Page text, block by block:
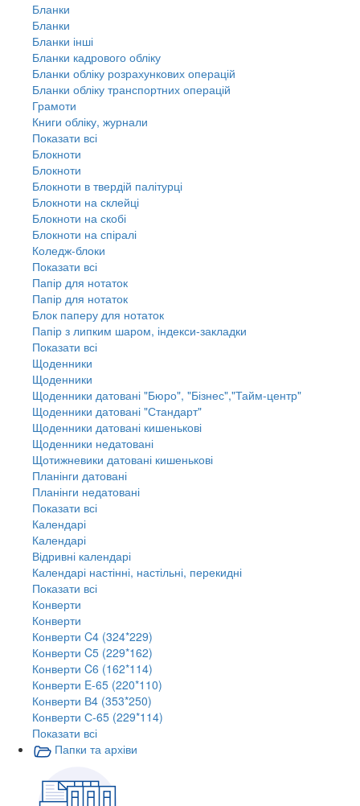
Бланки
Бланки
Бланки інші
Бланки кадрового обліку
Бланки обліку розрахункових операцій
Бланки обліку транспортних операцій
Грамоти
Книги обліку, журнали
Показати всі
Блокноти
Блокноти
Блокноти в твердій палітурці
Блокноти на склейці
Блокноти на скобі
Блокноти на спіралі
Коледж-блоки
Показати всі
Папір для нотаток
Папір для нотаток
Блок паперу для нотаток
Папір з липким шаром, індекси-закладки
Показати всі
Щоденники
Щоденники
Щоденники датовані "Бюро", "Бізнес","Тайм-центр"
Щоденники датовані "Стандарт"
Щоденники датовані кишенькові
Щоденники недатовані
Щотижневики датовані кишенькові
Планінги датовані
Планінги недатовані
Показати всі
Календарі
Календарі
Відривні календарі
Календарі настінні, настільні, перекидні
Показати всі
Конверти
Конверти
Конверти C4 (324*229)
Конверти C5 (229*162)
Конверти C6 (162*114)
Конверти E-65 (220*110)
Конверти В4 (353*250)
Конверти С-65 (229*114)
Показати всі
Папки та архіви